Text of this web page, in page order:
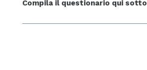
Compila il questionario qui sotto